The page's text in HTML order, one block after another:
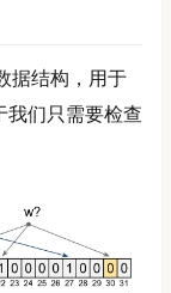
据结构，用于
我们只需要检查